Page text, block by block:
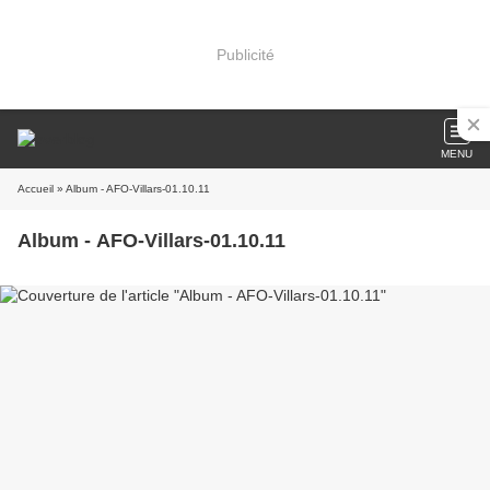
Publicité
MENU
Accueil » Album - AFO-Villars-01.10.11
Album - AFO-Villars-01.10.11